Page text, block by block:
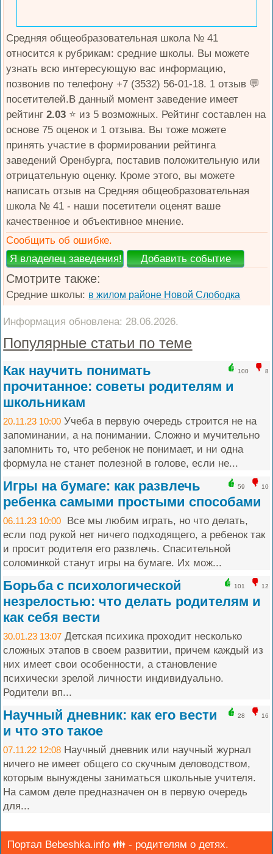
Средняя общеобразовательная школа № 41
относится к рубрикам: средние школы. Вы можете
узнать всю интересующую вас информацию,
позвонив по телефону +7 (3532) 56-01-18. 1 отзыв 💬
посетителей.В данный момент заведение имеет
рейтинг2.03 ⭐️ из 5 возможных. Рейтинг составлен на
основе 75 оценок и 1 отзывa. Вы тоже можете
принять участие в формировании рейтинга
заведений Оренбурга, поставив положительную или
отрицательную оценку. Кроме этого, вы можете
написать отзыв на Средняя общеобразовательная
школа № 41 - наши посетители оценят ваше
качественное и объективное мнение.
Сообщить об ошибке.
Смотрите также:
Средние школы: в жилом районе Новой Слободка
Информация обновлена: 28.06.2026.
Популярные статьи по теме
100 8
Как научить понимать
прочитанное: советы родителям и
школьникам
20.11.23 10:00 Учеба в первую очередь строится не на
запоминании, а на понимании. Сложно и мучительно
запомнить то, что ребенок не понимает, и ни одна
формула не станет полезной в голове, если не...
59 10
Игры на бумаге: как развлечь
ребенка самыми простыми способами
06.11.23 10:00 Все мы любим играть, но что делать,
если под рукой нет ничего подходящего, а ребенок так
и просит родителя его развлечь. Спасительной
соломинкой станут игры на бумаге. Их мож...
101 12
Борьба с психологической
незрелостью: что делать родителям и
как себя вести
30.01.23 13:07 Детская психика проходит несколько
сложных этапов в своем развитии, причем каждый из
них имеет свои особенности, а становление
психически зрелой личности индивидуально.
Родители вп...
28 16
Научный дневник: как его вести
и что это такое
07.11.22 12:08 Научный дневник или научный журнал
ничего не имеет общего со скучным деловодством,
которым вынуждены заниматься школьные учителя.
На самом деле предназначен он в первую очередь
для...
Портал Bebeshka.info 👪 - родителям о детях.